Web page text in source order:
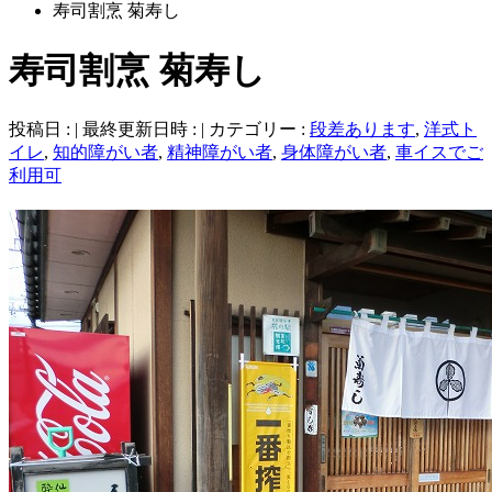
寿司割烹 菊寿し
寿司割烹 菊寿し
投稿日 : 最終更新日時 : カテゴリー : 段差あります, 洋式ト
イレ, 知的障がい者, 精神障がい者, 身体障がい者, 車イスでご
利用可